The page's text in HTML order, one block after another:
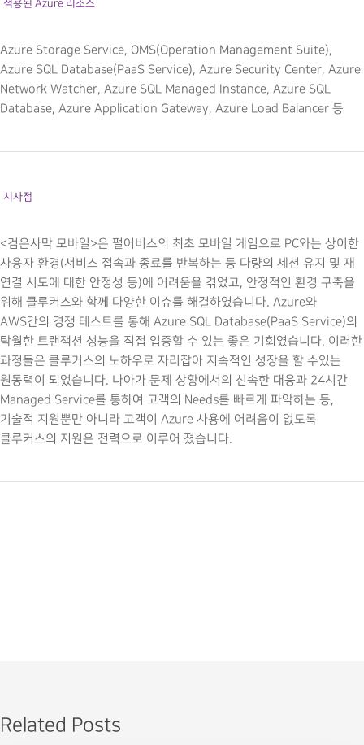
적용된 Azure 리소스
Azure Storage Service, OMS(Operation Management Suite),
Azure SQL Database(PaaS Service), Azure Security Center, Azure
Network Watcher, Azure SQL Managed Instance, Azure SQL
Database, Azure Application Gateway, Azure Load Balancer 등
시사점
<검은사막 모바일>은 펄어비스의 최초 모바일 게임으로 PC와는 상이한
사용자 환경(서비스 접속과 종료를 반복하는 등 다량의 세션 유지 및 재
연결 시도에 대한 안정성 등)에 어려움을 겪었고, 안정적인 환경 구축을
위해 클루커스와 함께 다양한 이슈를 해결하였습니다. Azure와
AWS간의 경쟁 테스트를 통해 Azure SQL Database(PaaS Service)의
탁월한 트랜잭션 성능을 직접 입증할 수 있는 좋은 기회였습니다. 이러한
과정들은 클루커스의 노하우로 자리잡아 지속적인 성장을 할 수있는
원동력이 되었습니다. 나아가 문제 상황에서의 신속한 대응과 24시간
Managed Service를 통하여 고객의 Needs를 빠르게 파악하는 등,
기술적 지원뿐만 아니라 고객이 Azure 사용에 어려움이 없도록
클루커스의 지원은 전력으로 이루어 졌습니다.
Related Posts